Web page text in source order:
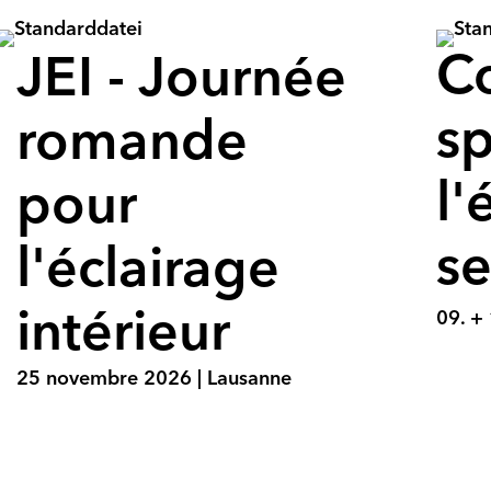
JEI - Journée
romande
pour
l'éclairage
intérieur
25 novembre 2026 | Lausanne
09. +